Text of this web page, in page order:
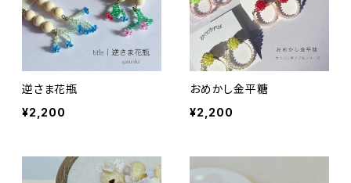
逆さま花瓶
¥2,200
おめかし金平糖
¥2,200